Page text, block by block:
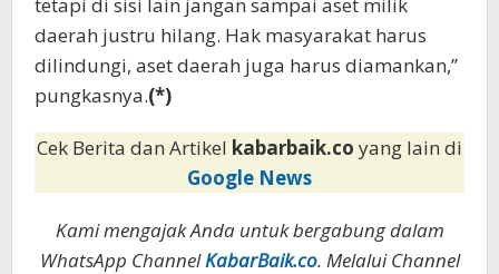
daerah justru hilang. Hak masyarakat harus
dilindungi, aset daerah juga harus diamankan,”
pungkasnya.(*)
Cek Berita dan Artikel kabarbaik.co yang lain di
Google News
Kami mengajak Anda untuk bergabung dalam
WhatsApp ChannelKabarBaik.co. Melalui Channel